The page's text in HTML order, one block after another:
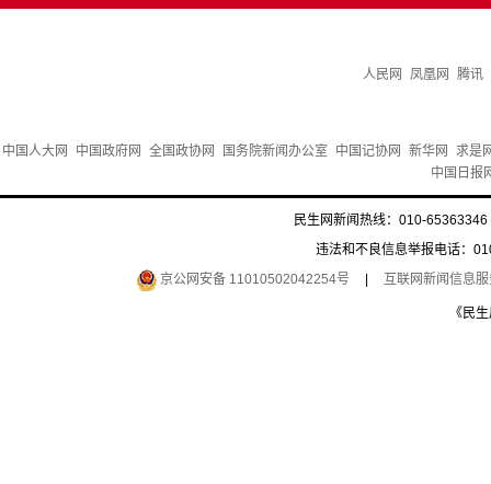
人民网 凤凰网 腾讯
中国人大网 中国政府网 全国政协网 国务院新闻办公室 中国记协网 新华网
求是
中国日报
民生网新闻热线：010-
违法和不良信息举报电话：
京公网安备 11010502042254号
互联网新闻信息
《民